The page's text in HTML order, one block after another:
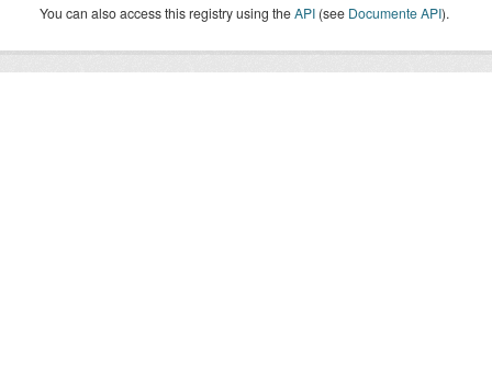
You can also access this registry using theAPI (see Documente API).